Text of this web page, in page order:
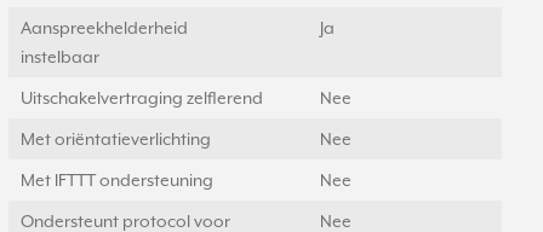
Aanspreekhelderheid
instelbaar
Ja
Uitschakelvertraging zelflerend Nee
Met oriëntatieverlichting Nee
Met IFTTT ondersteuning Nee
Ondersteunt protocol voor
Nee